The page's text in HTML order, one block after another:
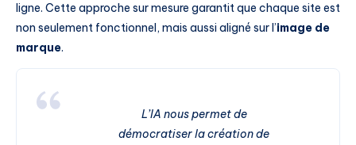
ligne. Cette approche sur mesure garantit que chaque site est
non seulement fonctionnel, mais aussi aligné sur l’image de
marque.
L’IA nous permet de
démocratiser la création de